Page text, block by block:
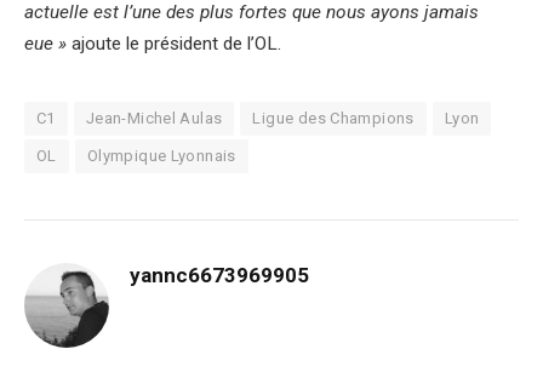
actuelle est l’une des plus fortes que nous ayons jamais
eue » ajoute le président de l’OL.
C1 Jean-Michel Aulas Ligue des Champions Lyon
OL Olympique Lyonnais
yannc6673969905